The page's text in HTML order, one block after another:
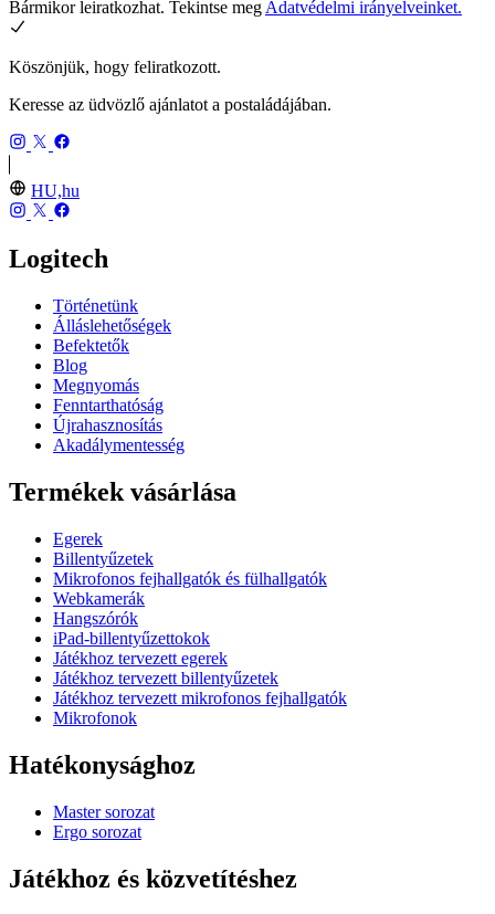
Bármikor leiratkozhat. Tekintse meg Adatvédelmi irányelveinket.
Köszönjük, hogy feliratkozott.
Keresse az üdvözlő ajánlatot a postaládájában.
HU,hu
Logitech
Történetünk
Álláslehetőségek
Befektetők
Blog
Megnyomás
Fenntarthatóság
Újrahasznosítás
Akadálymentesség
Termékek vásárlása
Egerek
Billentyűzetek
Mikrofonos fejhallgatók és fülhallgatók
Webkamerák
Hangszórók
iPad-billentyűzettokok
Játékhoz tervezett egerek
Játékhoz tervezett billentyűzetek
Játékhoz tervezett mikrofonos fejhallgatók
Mikrofonok
Hatékonysághoz
Master sorozat
Ergo sorozat
Játékhoz és közvetítéshez